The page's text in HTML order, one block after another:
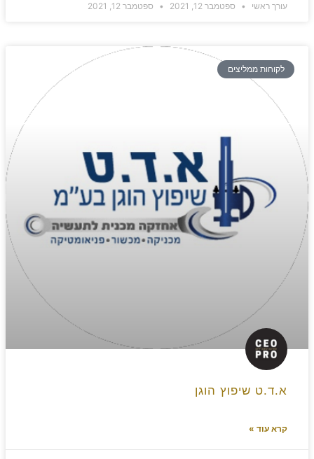
עורך ראשי ספטמבר 12, 2021 ספטמבר 12, 2021
לקוחות ממליצים
א.ד.ט שיפוץ הוגן
קרא עוד »